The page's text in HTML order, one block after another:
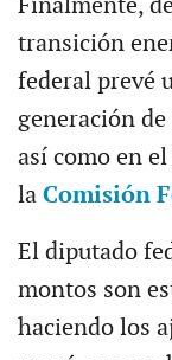
Finalmente,
transición
federal prevé
generación
así como en
la Comisión
El diputado
montos son
haciendo los